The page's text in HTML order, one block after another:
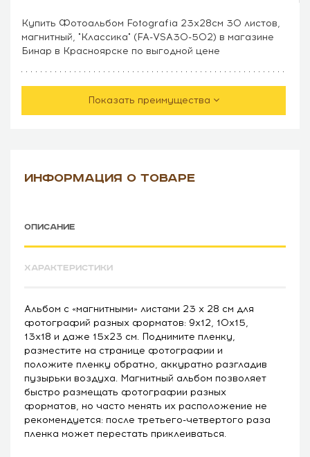
Купить Фотоальбом Fotografia 23х28см 30 листов,
магнитный, "Классика" (FA-VSA30-502) в магазине
Бинар в Красноярске по выгодной цене
Показать преимущества
ИНФОРМАЦИЯ О ТОВАРЕ
ОПИСАНИЕ
ХАРАКТЕРИСТИКИ
Альбом с «магнитными» листами 23 х 28 см для
фотографий разных форматов: 9х12, 10х15,
13х18 и даже 15х23 см. Поднимите пленку,
разместите на странице фотографии и
положите пленку обратно, аккуратно разгладив
пузырьки воздуха. Магнитный альбом позволяет
быстро размещать фотографии разных
форматов, но часто менять их расположение не
рекомендуется: после третьего-четвертого раза
пленка может перестать приклеиваться.